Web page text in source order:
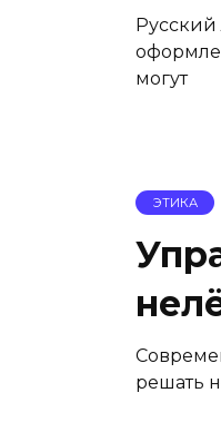
Русский
могут
ЭТИКА
решать